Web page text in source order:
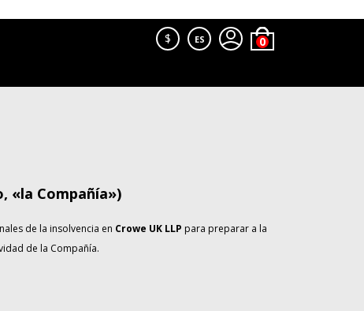
$ ES
«la Compañía»)
de la insolvencia en Crowe UK LLP para preparar a la
de la Compañía.